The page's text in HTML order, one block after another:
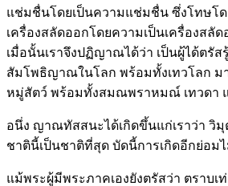
แช่มชื่นโดยเป็นความแช่มชื่น ซึ่งโทษโ
เครื่องสลัดออกโดยความเป็นเครื่องสลั
เมื่อนั้นเราจึงปฏิญาณได้ว่า เป็นผู้ได้ตรั
สัมโพธิญาณในโลก พร้อมทั้งเทวโลก ม
หมู่สัตว์ พร้อมทั้งสมณพราหมณ์ เทวดา
อนึ่ง ญาณทัสสนะได้เกิดขึ้นแก่เราว่า วิมุ
ชาตินี้เป็นชาติที่สุด บัดนี้การเกิดอีกย่อม
แม้พระผู้มีพระภาคเองยังตรัสว่า ตราบเ